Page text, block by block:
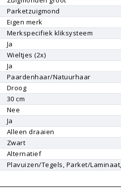
Parketzuigmond
Eigen merk
Merkspecifiek kliksysteem
Ja
Wieltjes (2x)
Ja
Paardenhaar/Natuurhaar
Droog
30 cm
Nee
Ja
Alleen draaien
Zwart
Alternatief
Plavuizen/Tegels, Parket/